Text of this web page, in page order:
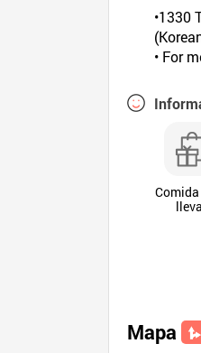
•1330
• For
Mapa